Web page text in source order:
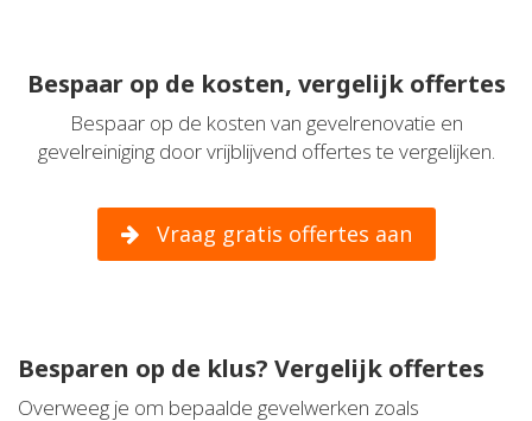
Bespaar op de kosten, vergelijk offertes
Bespaar op de kosten van gevelrenovatie en
gevelreiniging door vrijblijvend offertes te vergelijken.
Vraag gratis offertes aan
Besparen op de klus? Vergelijk offertes
Overweeg je om bepaalde gevelwerken zoals